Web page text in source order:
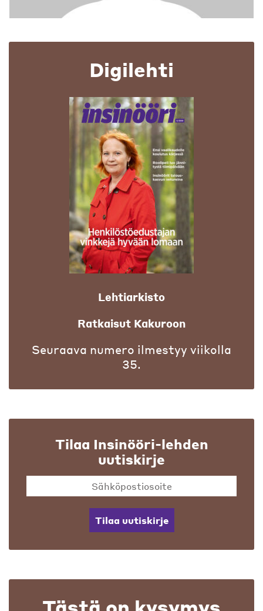
Digilehti
Lehtiarkisto
Ratkaisut Kakuroon
Seuraava numero ilmestyy viikolla
35.
Tilaa Insinööri-lehden
uutiskirje
Tilaa uutiskirje